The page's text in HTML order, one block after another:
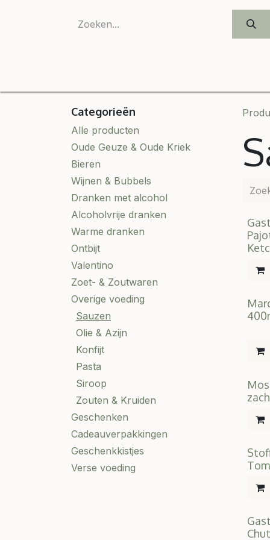
Categorieën
Alle producten
Oude Geuze & Oude Kriek
Bieren
Wijnen & Bubbels
Dranken met alcohol
Alcoholvrije dranken
Warme dranken
Ontbijt
Valentino
Zoet- & Zoutwaren
Overige voeding
Sauzen
Olie & Azijn
Konfijt
Pasta
Siroop
Zouten & Kruiden
Geschenken
Cadeauverpakkingen
Geschenkkistjes
Verse voeding